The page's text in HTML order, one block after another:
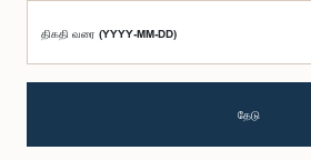
திகதி வரை (YYYY-MM-DD)
தேடு